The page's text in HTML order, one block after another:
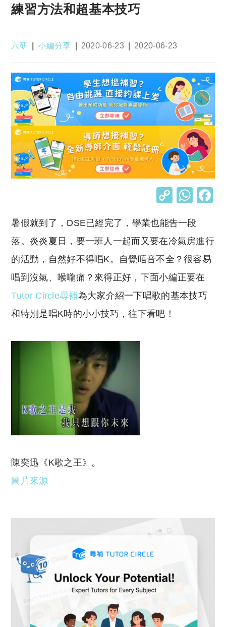
練習方法和超基本技巧
Post
六研
Post
小編分享
Post
2020-06-23
Post
2020-06-23
C
p
y
Li
n
k
W
at
s
A
p
p
暑假就到了，DSE已經完了，學業也能告一段
落。炎炎夏日，要一班人一起而又要在冷氣房進行
的活動，自然好不得唱K。自覺唔音不全？很容易
唱到沒氣、喉嚨痛？來得正好，下面小編正要在
Tutor Circle尋補為大家介紹一下唱歌的基本技巧
和特別是唱K時的小小技巧，往下看吧！
陳奕迅《K歌之王》。
圖片來源